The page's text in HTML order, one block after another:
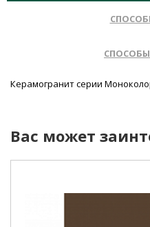
Керамогранит серии
Вас может